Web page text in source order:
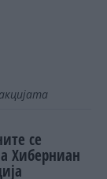
се
Хиберниан